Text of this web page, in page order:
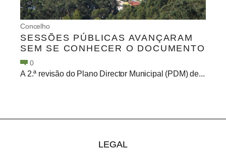
Concelho
SESSÕES PÚBLICAS AVANÇARAM
SEM SE CONHECER O DOCUMENTO
0
A 2.ª revisão do Plano Director Municipal (PDM) de...
LEGAL